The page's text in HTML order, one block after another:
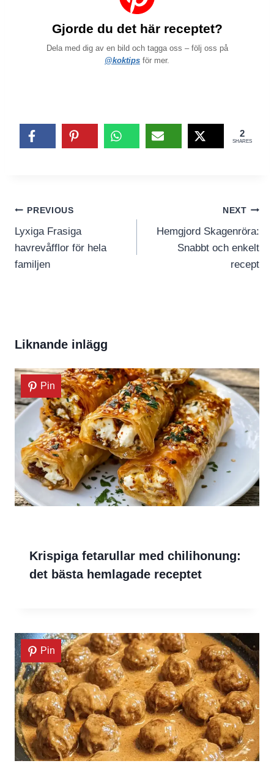
Gjorde du det här receptet?
Dela med dig av en bild och tagga oss – följ oss på
@koktips för mer.
2
SHARES
Inläggsnavigering
PREVIOUS
Lyxiga Frasiga
havrevåfflor för hela
familjen
NEXT
Hemgjord Skagenröra:
Snabbt och enkelt
recept
Liknande inlägg
Pin
Krispiga fetarullar med chilihonung:
det bästa hemlagade receptet
Pin